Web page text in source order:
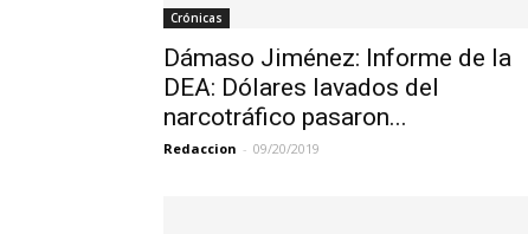
Crónicas
Dámaso Jiménez: Informe de la
DEA: Dólares lavados del
narcotráfico pasaron...
Redaccion - 09/20/2019